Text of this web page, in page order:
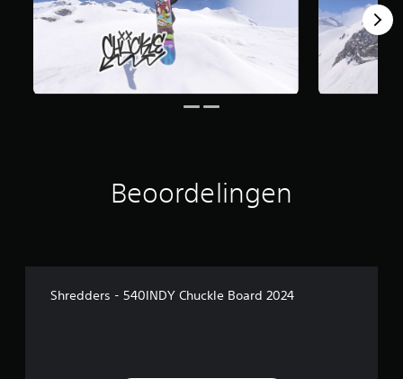
Beoordelingen
Shredders - 540INDY Chuckle Board 2024